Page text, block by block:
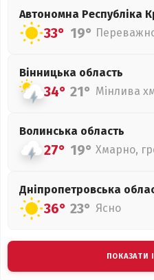
Автономна Республіка
33° 19°
Вінницька область
34° 21° Мінлива
Волинська область
27° 19° Хмарно,
Дніпропетровська
36° 23° Ясно
ПОКАЗАТИ